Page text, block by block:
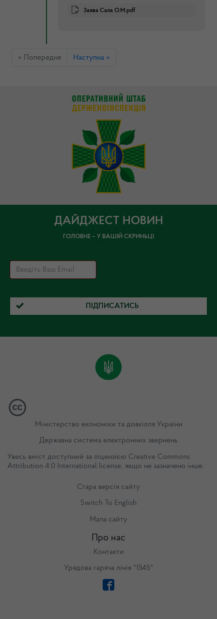
Заява Сала О.М.pdf
« Попередня Наступна »
ДАЙДЖЕСТ НОВИН
ГОЛОВНЕ – У ВАШІЙ СКРИНЬЦІ
ПІДПИСАТИСЬ
Міністерство економіки та довкілля України
Державна система електронних звернень
Увесь вміст доступний за ліцензією Creative Commons
Attribution 4.0 International license, якщо не зазначено інше.
Стара версія сайту
Switch To English
Мапа сайту
Про нас
Контакти
Урядова гаряча лінія "1545"